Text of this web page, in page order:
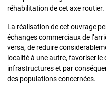
réhabilitation de cet axe routier.
La réalisation de cet ouvrage
échanges commerciaux de
versa, de réduire
localité à une autre, favoriser
infrastructures et par
des populations concernées.